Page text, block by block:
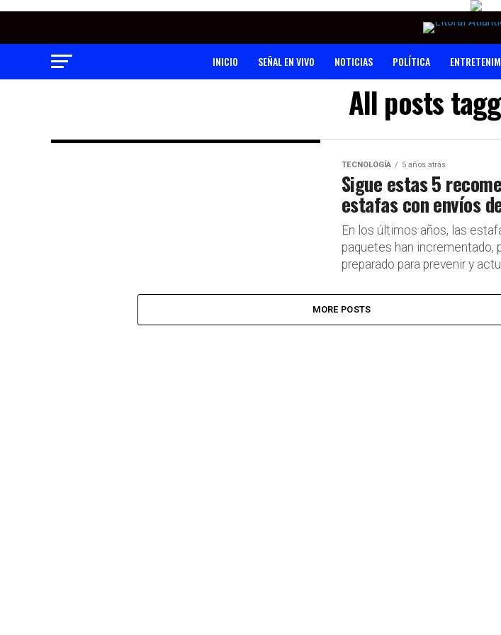
INICIO SEÑAL EN VIVO NOTICIAS POLÍTICA
All posts
TECNOLOGÍA 5 años atrás
Sigue estas 5
estafas con envíos
En los últimos años, las
paquetes han incrementado,
preparado para prevenir y
MORE POSTS